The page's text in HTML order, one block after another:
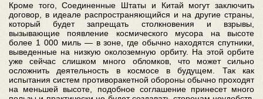
Кроме того, Соединенные Штаты и Китай могут заключить
договор, в идеале распространяющийся и на другие страны,
который будет запрещать столкновения и взрывы,
вызывающие появление космического мусора на высоте
более 1 000 миль — в зоне, где обычно находятся спутники,
выведенные на низкую околоземную орбиту. На этой орбите
уже сейчас слишком много обломков, что может сильно
осложнить деятельность в космосе в будущем. Так как
испытания систем противоракетной обороны обычно проходят
на меньшей высоте, подобное соглашение принесет много